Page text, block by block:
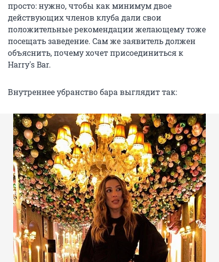
просто: нужно, чтобы как минимум двое
действующих членов клуба дали свои
положительные рекомендации желающему тоже
посещать заведение. Сам же заявитель должен
объяснить, почему хочет присоединиться к
Harry's Bar.
Внутреннее убранство бара выглядит так: